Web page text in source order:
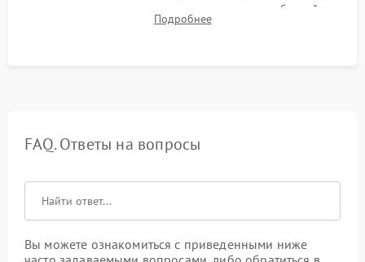
корректности слива, отсутствия излишних вибраций,
посторонних стуков и протечек под корпусом.
Подробнее
FAQ. Ответы на вопросы
Вы можете ознакомиться с приведенными ниже